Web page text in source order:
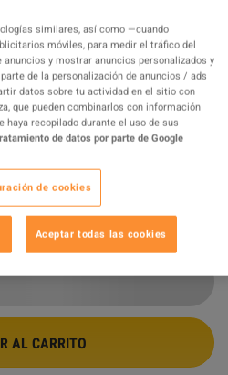
Emote DLC
CD Key
GamingWorld
evaluaciones son excelentes!
A PARTIR DE
AL CARRITO
similares, así como —cuando
móviles, para medir el tráfico del
y mostrar anuncios personalizados y
de la personalización de anuncios / ads
datos sobre tu actividad en el sitio con
que pueden combinarlos con información
haya recopilado durante el uso de sus
de datos por parte de Google
de cookies
Aceptar todas las cookies